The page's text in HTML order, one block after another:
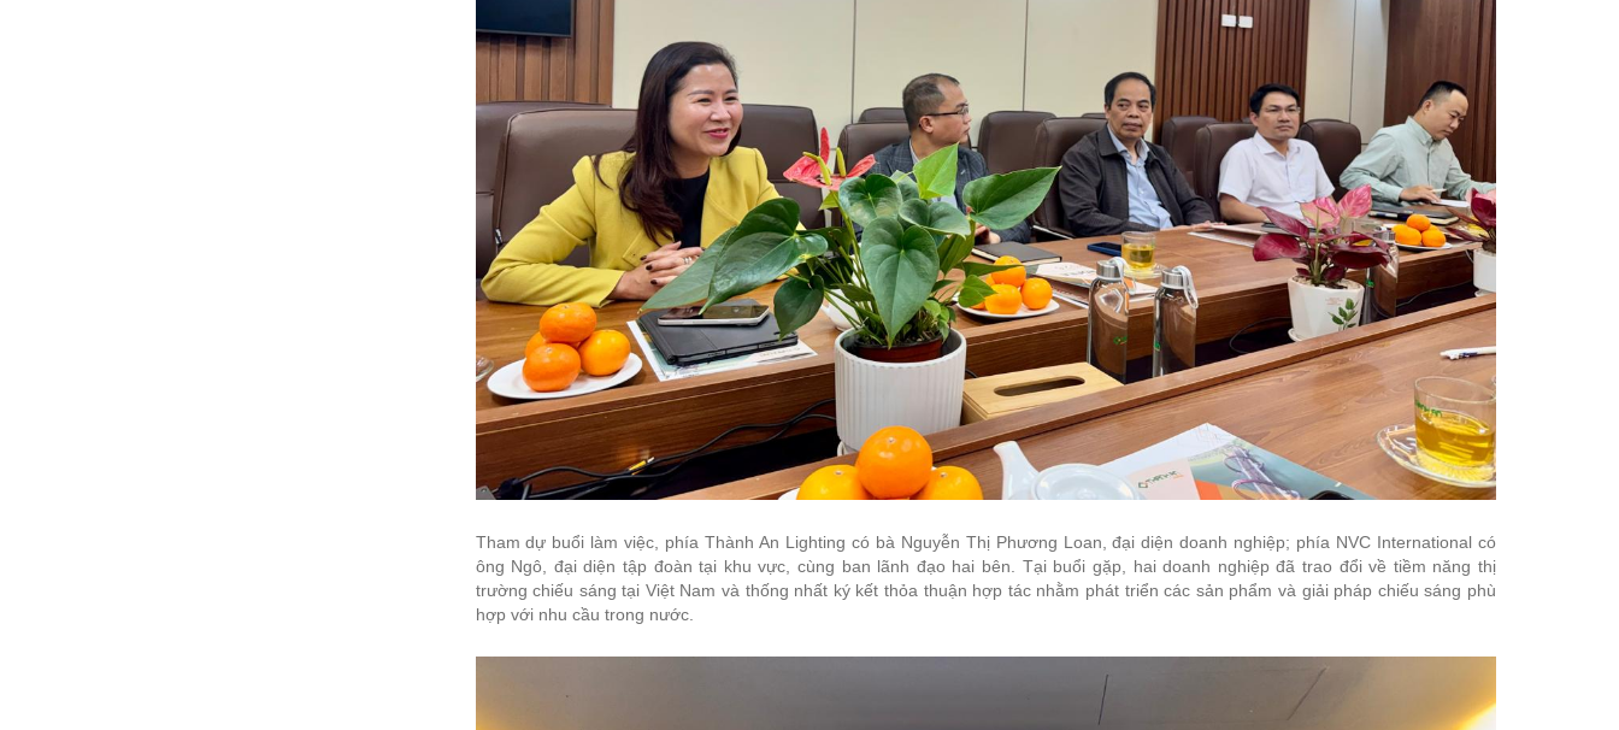
Tham dự buổi làm việc, phía Thành An Lighting có bà Nguyễn Thị Phương Loan, đại diện doanh nghiệp; phía NVC International có
ông Ngô, đại diện tập đoàn tại khu vực, cùng ban lãnh đạo hai bên. Tại buổi gặp, hai doanh nghiệp đã trao đổi về tiềm năng thị
trường chiếu sáng tại Việt Nam và thống nhất ký kết thỏa thuận hợp tác nhằm phát triển các sản phẩm và giải pháp chiếu sáng phù
hợp với nhu cầu trong nước.